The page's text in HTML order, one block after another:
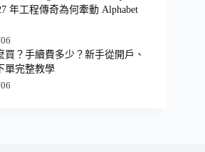
年工程傳奇為何牽動 Alphabet
買？手續費多少？新手從開戶、
單完整教學